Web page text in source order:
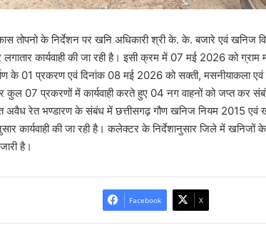
तोपनो के निर्देशन पर खनि अधिकारी श्री के. के. बजारे एवं खनिज
कार्यवाही की जा रही है। इसी क्रम में 07 मई 2026 को
के 01 प्रकरण एवं दिनांक 08 मई 2026 को सक्ती, मसनीयाकला
07 प्रकरणों में कार्यवाही करते हुए 04 नग वाहनों को जप्त कर
अवैध रेत भण्डारण के संबंध में छत्तीसगढ़ गौण खनिज नियम 2015
कार्यवाही की जा रही है। कलेक्टर के निर्देशानुसार जिले में
है।
Facebook X